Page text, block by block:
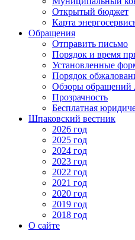
Открытый бюджет
Карта
Обращения
Отправить письмо
Порядок и время
Установленные
Порядок
Обзоры обращений
Прозрачность
Бесплатная
Шпаковский вестник
2026 год
2025 год
2024 год
2023 год
2022 год
2021 год
2020 год
2019 год
2018 год
О сайте